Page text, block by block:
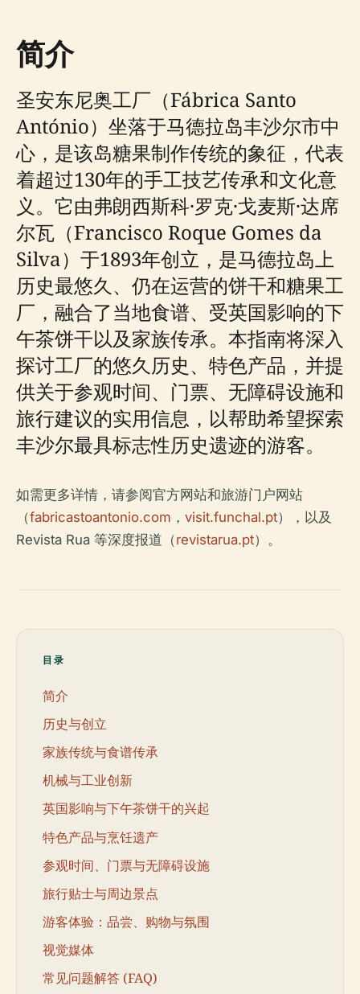
简介
圣安东尼奥工厂（Fábrica Santo
António）坐落于马德拉岛丰沙尔市中
心，是该岛糖果制作传统的象征，代表
着超过130年的手工技艺传承和文化意
义。它由弗朗西斯科·罗克·戈麦斯·达席
尔瓦（Francisco Roque Gomes da
Silva）于1893年创立，是马德拉岛上
历史最悠久、仍在运营的饼干和糖果工
厂，融合了当地食谱、受英国影响的下
午茶饼干以及家族传承。本指南将深入
探讨工厂的悠久历史、特色产品，并提
供关于参观时间、门票、无障碍设施和
旅行建议的实用信息，以帮助希望探索
丰沙尔最具标志性历史遗迹的游客。
如需更多详情，请参阅官方网站和旅游门户网站
（fabricastoantonio.com ， visit.funchal.pt），以及
Revista Rua 等深度报道（revistarua.pt）。
目录
简介
历史与创立
家族传统与食谱传承
机械与工业创新
英国影响与下午茶饼干的兴起
特色产品与烹饪遗产
参观时间、门票与无障碍设施
旅行贴士与周边景点
游客体验：品尝、购物与氛围
视觉媒体
常见问题解答 (FAQ)